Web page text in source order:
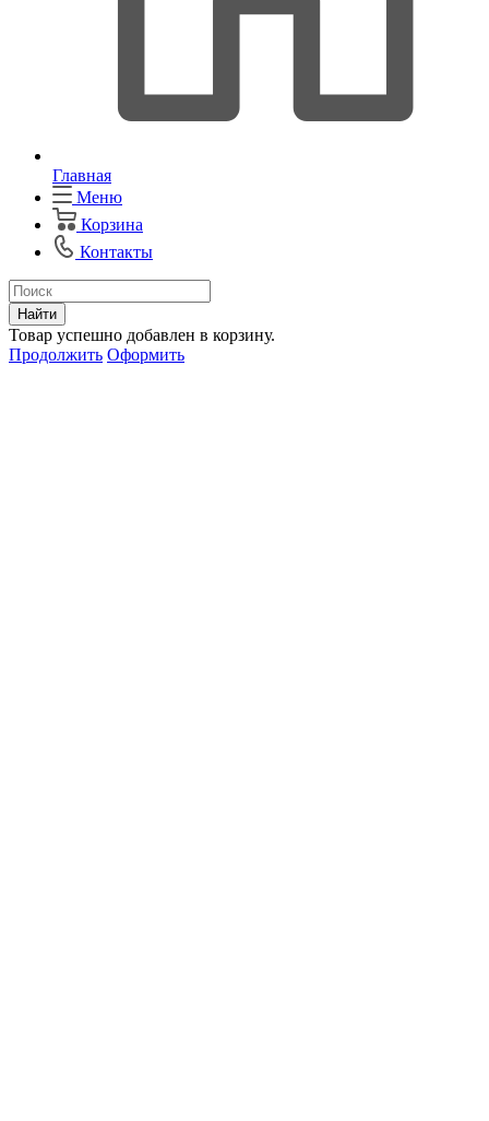
Главная
Меню
Корзина
Контакты
Найти
Товар успешно добавлен в корзину.
Продолжить Оформить